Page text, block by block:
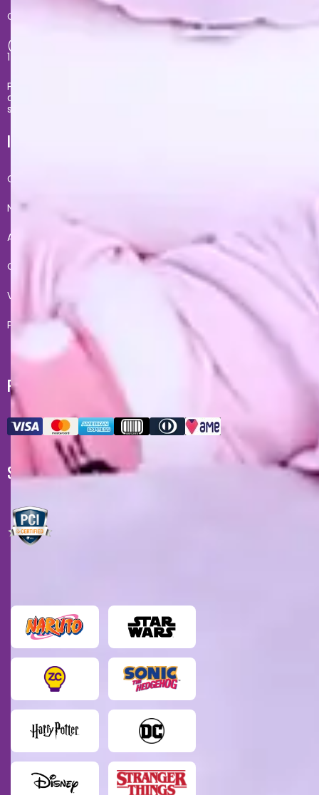
Central de atendimento exclusivo do site:
(11) 2681-4020 - Segunda à sexta das 09h até às
17h
Problemas com sua compra no site, entre em
contato com
sacecommerce@zonacriativa.com.br
INSTITUCIONAL E AJUDA
Conheça a gente
Nossas lojas
Acesso lojista
Quero revender
Vendas corporativas
Políticas de Privacidade
Meus pedidos
Formas de Pagamento
Troca e devoluções
FORMAS DE PAGAMENTO
SELOS DE SEGURANÇA